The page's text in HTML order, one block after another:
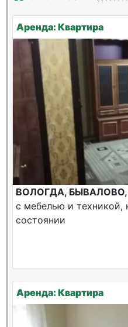
Аренда: Квартира
ВОЛОГДА,
с мебелью и техникой,
состоянии
Аренда: Квартира